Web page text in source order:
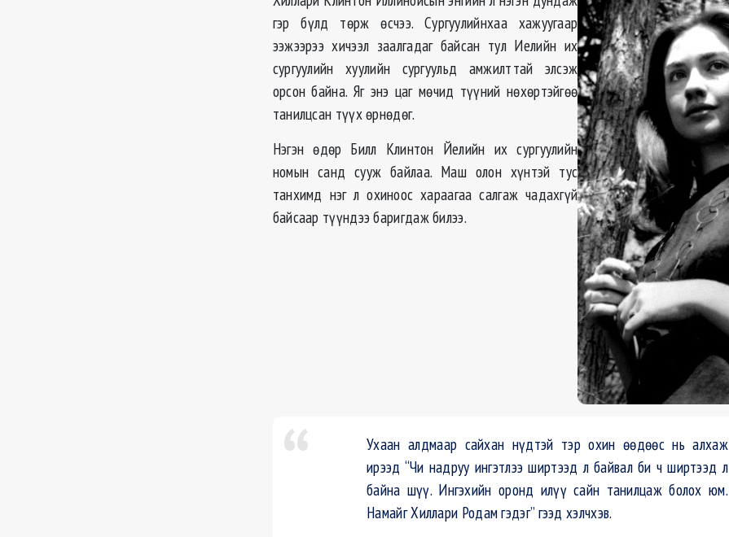
гэр бүлд төрж өсчээ. Сургуулийнхаа хажуугаар
ээжээрээ хичээл заалгадаг байсан тул Иелийн их
сургуулийн хуулийн сургуульд амжилттай элсэж
орсон байна. Яг энэ цаг мөчид түүний нөхөртэйгөө
танилцсан түүх өрнөдөг.
Нэгэн өдөр Билл Клинтон Йелийн их сургуулийн
номын санд сууж байлаа. Маш олон хүнтэй тус
танхимд нэг л охиноос хараагаа салгаж чадахгүй
байсаар түүндээ баригдаж билээ.
Ухаан алдмаар сайхан нүдтэй тэр охин өөдөөс нь алхаж
ирээд “Чи надруу ингэтлээ ширтээд л байвал би ч ширтээд л
байна шүү. Ингэхийн оронд илүү сайн танилцаж болох юм.
Намайг Хиллари Родам гэдэг” гээд хэлчхэв.